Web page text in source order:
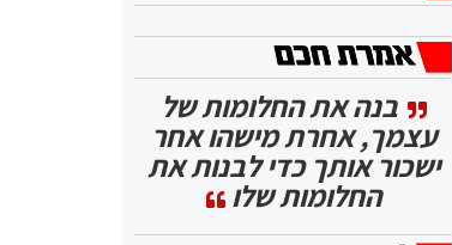
בנה את החלומות של
עצמך, אחרת מישהו אחר
ישכור אותך כדי לבנות את
החלומות שלו